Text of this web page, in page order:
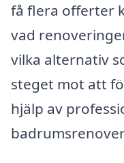
få flera offerter
vad
vilka alternativ
steget mot att
hjälp av